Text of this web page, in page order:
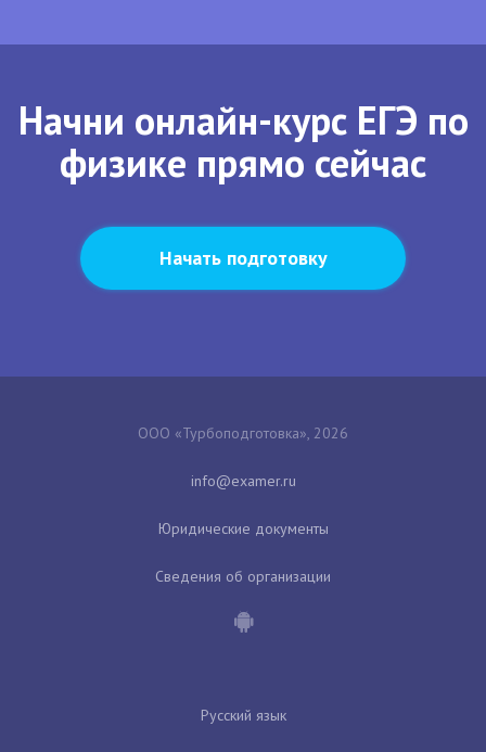
Начни онлайн-курс ЕГЭ по
физике прямо сейчас
Начать подготовку
ООО «Турбоподготовка», 2026
Юридические документы
Сведения об организации
Русский язык